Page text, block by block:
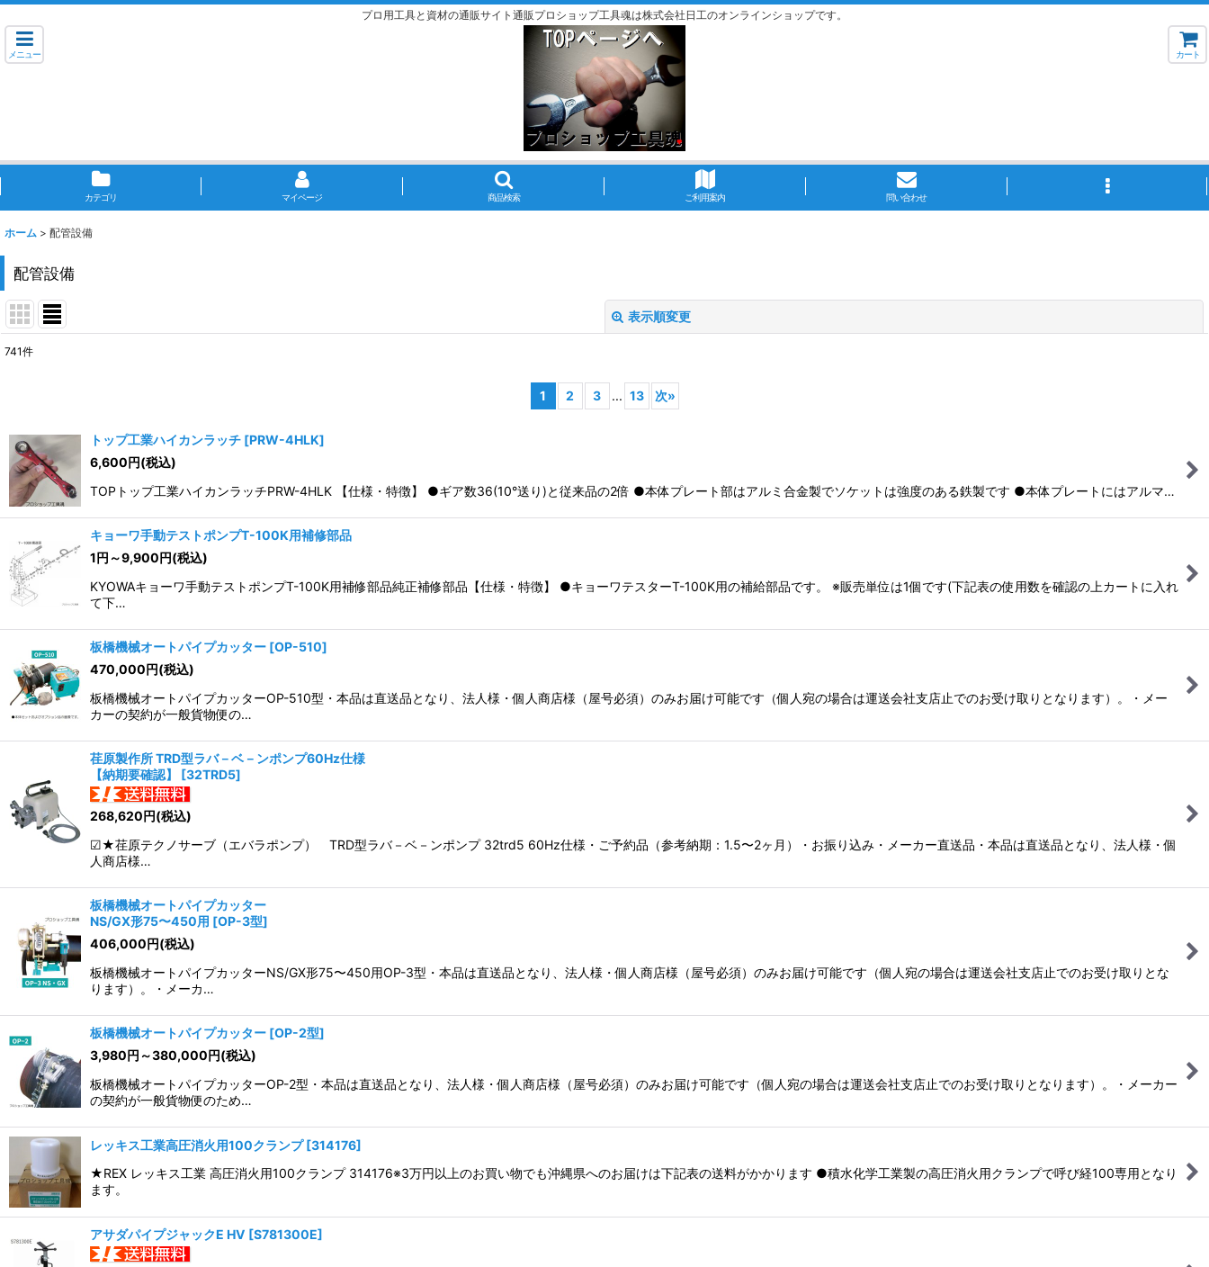
プロ用工具と資材の通販サイト通販プロショップ工具魂は株式会社日工のオンラインショップです。
メニュー カート
カテゴリ マイページ 商品検索 ご利用案内 問い合わせ
ホーム > 配管設備
配管設備
表示順変更
741件
1 2 3 ... 13 次»
トップ工業ハイカンラッチ [PRW-4HLK]
6,600円(税込)
TOPトップ工業ハイカンラッチPRW-4HLK 【仕様・特徴】 ●ギア数36(10°送り)と従来品の2倍 ●本体プレート部はアルミ合金製でソケットは強度のある鉄製です ●本体プレートにはアルマ…
キョーワ手動テストポンプT-100K用補修部品
1円 ～9,900円(税込)
KYOWAキョーワ手動テストポンプT-100K用補修部品純正補修部品【仕様・特徴】 ●キョーワテスターT-100K用の補給部品です。 ※販売単位は1個です(下記表の使用数を確認の上カートに入れ
て下…
板橋機械オートパイプカッター [OP-510]
470,000円(税込)
板橋機械オートパイプカッターOP-510型・本品は直送品となり、法人様・個人商店様（屋号必須）のみお届け可能です（個人宛の場合は運送会社支店止でのお受け取りとなります）。・メー
カーの契約が一般貨物便の…
荏原製作所 TRD型ラバ－ベ－ンポンプ60Hz仕様
【納期要確認】
[32TRD5]
268,620円(税込)
☑★荏原テクノサーブ（エバラポンプ） TRD型ラバ－ベ－ンポンプ 32trd5 60Hz仕様・ご予約品（参考納期：1.5〜2ヶ月）・お振り込み・メーカー直送品・本品は直送品となり、法人様・個
人商店様…
板橋機械オートパイプカッター
NS/GX形75〜450用 [OP-3型]
406,000円(税込)
板橋機械オートパイプカッターNS/GX形75〜450用OP-3型・本品は直送品となり、法人様・個人商店様（屋号必須）のみお届け可能です（個人宛の場合は運送会社支店止でのお受け取りとな
ります）。・メーカ…
板橋機械オートパイプカッター [OP-2型]
3,980円 ～380,000円(税込)
板橋機械オートパイプカッターOP-2型・本品は直送品となり、法人様・個人商店様（屋号必須）のみお届け可能です（個人宛の場合は運送会社支店止でのお受け取りとなります）。・メーカー
の契約が一般貨物便のため…
レッキス工業高圧消火用100クランプ [314176]
★REX レッキス工業 高圧消火用100クランプ 314176※3万円以上のお買い物でも沖縄県へのお届けは下記表の送料がかかります ●積水化学工業製の高圧消火用クランプで呼び経100専用となり
ます。
アサダパイプジャックE HV [S781300E]